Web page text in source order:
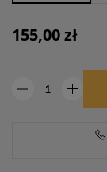
155,00 zł